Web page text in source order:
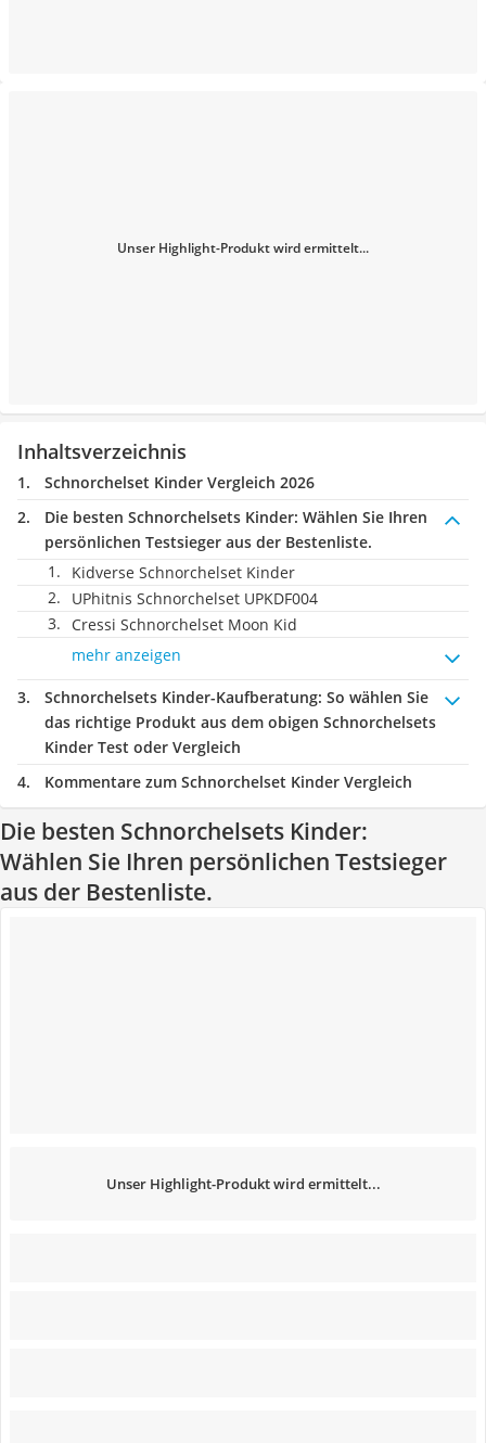
Unser Highlight-Produkt wird ermittelt...
Inhaltsverzeichnis
Schnorchelset Kinder Vergleich 2026
Die besten Schnorchelsets Kinder: Wählen Sie Ihren
persönlichen Testsieger aus der Bestenliste.
Kidverse Schnorchelset Kinder
UPhitnis Schnorchelset ‎UPKDF004
Cressi Schnorchelset Moon Kid
mehr anzeigen
Schnorchelsets Kinder-Kaufberatung: So wählen Sie
das richtige Produkt aus dem obigen Schnorchelsets
Kinder Test oder Vergleich
Kommentare zum Schnorchelset Kinder Vergleich
Die besten Schnorchelsets Kinder:
Wählen Sie Ihren persönlichen Testsieger
aus der Bestenliste.
Unser Highlight-Produkt wird ermittelt...